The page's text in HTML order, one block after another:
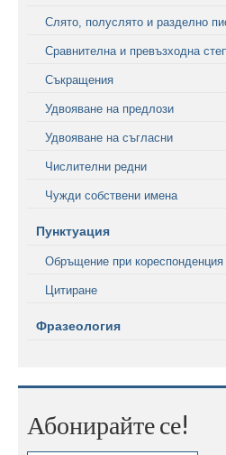
Слято, полуслято и разделно
Сравнителна и превъзходна
Съкращения
Удвояване на предлози
Удвояване на съгласни
Числителни редни
Чужди собствени имена
Пунктуация
Обръщение при кореспонденция
Цитиране
Фразеология
Абонирайте се!